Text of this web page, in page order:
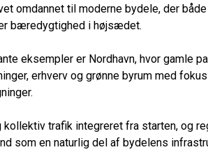
omdannet til moderne bydele, der
bæredygtighed i højsædet.
eksempler er Nordhavn, hvor gamle
erhverv og grønne byrum med
trafik integreret fra starten, og
som en naturlig del af bydelens